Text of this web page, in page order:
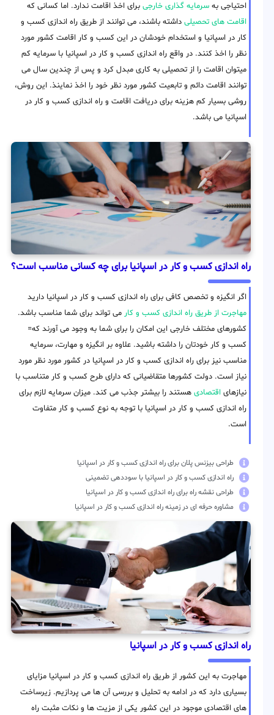
احتیاجی به سرمایه گذاری خارجی برای اخذ اقامت ندارد. اما کسانی که
اقامت های تحصیلیداشته باشند، می توانند از طریق راه اندازی کسب و
کار در اسپانیا و استخدام خودشان در این کسب و کار اقامت کشور مورد
نظر را اخذ کنند. در واقع راه اندازی کسب و کار در اسپانیا با سرمایه کم
میتوان اقامت را از تحصیلی به کاری مبدل کرد و پس از چندین سال می
توانند اقامت دائم و تابعیت کشور مورد نظر خود را اخذ نماینذ. این روش،
روشی بسیار کم هزینه برای دریافت اقامت و راه اندازی کسب و کار در
اسپانیا می باشد.
راه اندازی کسب و کار در اسپانیا برای چه کسانی مناسب است؟
اگر انگیزه و تخصص کافی برای راه اندازی کسب و کار در اسپانیا دارید
مهاجرت از طریق راه اندازی کسب و کار می تواند برای شما مناسب باشد.
کشورهای مختلف خارجی این امکان را برای شما به وجود می آورند که=
کسب و کار خودتان را داشته باشید. علاوه بر انگیزه و مهارت، سرمایه
مناسب نیز برای راه اندازی کسب و کار در اسپانیا در کشور مورد نظر مورد
نیاز است. دولت کشورها متقاضیانی که دارای طرح کسب و کار متناسب با
نیازهای اقتصادی هستند را بیشتر جذب می کند. میزان سرمایه لازم برای
راه اندازی کسب و کار در اسپانیا با توجه به نوع کسب و کار متفاوت
است.
طراحی بیزنس پلان برای راه اندازی کسب و کار در اسپانیا
راه اندازی کسب و کار در اسپانیا با سوددهی تضمینی
طراحی نقشه راه برای راه اندازی کسب و کار در اسپانیا
مشاوره حرفه ای در زمینه راه اندازی کسب و کار در اسپانیا
راه اندازی کسب و کار در اسپانیا
مهاجرت به این کشور از طریق راه اندازی کسب و کار در اسپانیا مزایای
بسیاری دارد که در ادامه به تحلیل و بررسی آن ها می پردازیم. زیرساخت
های اقتصادی موجود در این کشور یکی از مزیت ها و نکات مثبت راه